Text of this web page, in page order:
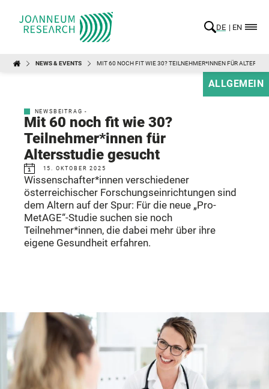
DE EN
NEWS & EVENTS MIT 60 NOCH FIT WIE 30? TEILNEHMER*INNEN FÜR
ALLGEMEIN
NEWSBEITRAG -
Mit 60 noch fit wie 30?
Teilnehmer*innen für
Altersstudie gesucht
15. OKTOBER 2025
Wissenschafter*innen verschiedener
österreichischer Forschungseinrichtungen sind
dem Altern auf der Spur: Für die neue „Pro-
MetAGE“-Studie suchen sie noch
Teilnehmer*innen, die dabei mehr über ihre
eigene Gesundheit erfahren.